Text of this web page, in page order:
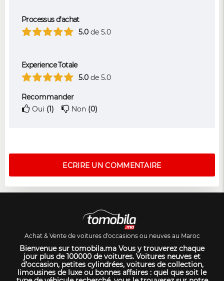
Processus d'achat
5.0 de 5.0
Experience Totale
5.0 de 5.0
Recommander
Oui (1) Non (0)
ECRIRE UN COMMENTAIRE
Achat & Vente de voitures d'occasions ou neuves au Maroc
Bienvenue sur tomobila.ma Vous y trouverez chaque
jour plus de 100000 de voitures. Voitures neuves et
d’occasion, petites cylindrées, voitures de collection,
limousines de luxe ou bonnes affaires : quel que soit le